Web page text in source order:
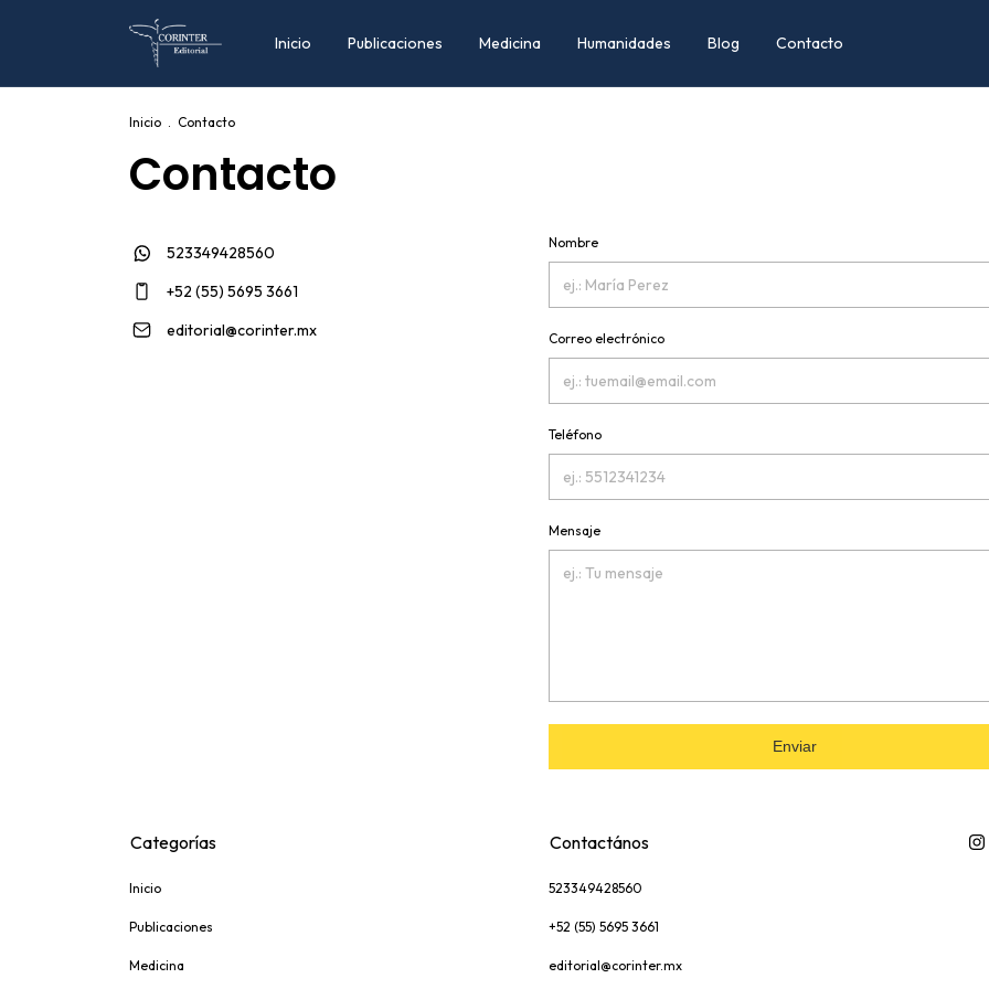
Inicio Publicaciones Medicina Humanidades Blog Contacto
Inicio . Contacto
Contacto
523349428560
+52 (55) 5695 3661
editorial@corinter.mx
Nombre
Correo electrónico
Teléfono
Mensaje
Enviar
Categorías
Inicio
Publicaciones
Medicina
Contactános
523349428560
+52 (55) 5695 3661
editorial@corinter.mx